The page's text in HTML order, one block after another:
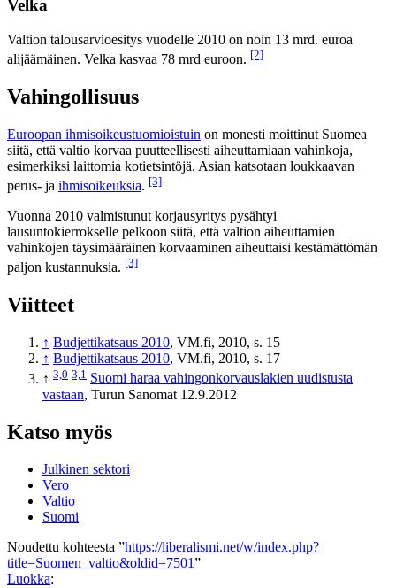
Velka
Valtion talousarvioesitys vuodelle 2010 on noin 13 mrd. euroa
alijäämäinen. Velka kasvaa 78 mrd euroon. [2]
Vahingollisuus
Euroopan ihmisoikeustuomioistuin on monesti moittinut Suomea
siitä, että valtio korvaa puutteellisesti aiheuttamiaan vahinkoja,
esimerkiksi laittomia kotietsintöjä. Asian katsotaan loukkaavan
perus- ja ihmisoikeuksia. [3]
Vuonna 2010 valmistunut korjausyritys pysähtyi
lausuntokierrokselle pelkoon siitä, että valtion aiheuttamien
vahinkojen täysimääräinen korvaaminen aiheuttaisi kestämättömän
paljon kustannuksia. [3]
Viitteet
↑ Budjettikatsaus 2010, VM.fi, 2010, s. 15
↑ Budjettikatsaus 2010, VM.fi, 2010, s. 17
↑ 3,0 3,1 Suomi haraa vahingonkorvauslakien uudistusta
vastaan, Turun Sanomat 12.9.2012
Katso myös
Julkinen sektori
Vero
Valtio
Suomi
Noudettu kohteesta ”https://liberalismi.net/w/index.php?
title=Suomen_valtio&oldid=7501”
Luokka: